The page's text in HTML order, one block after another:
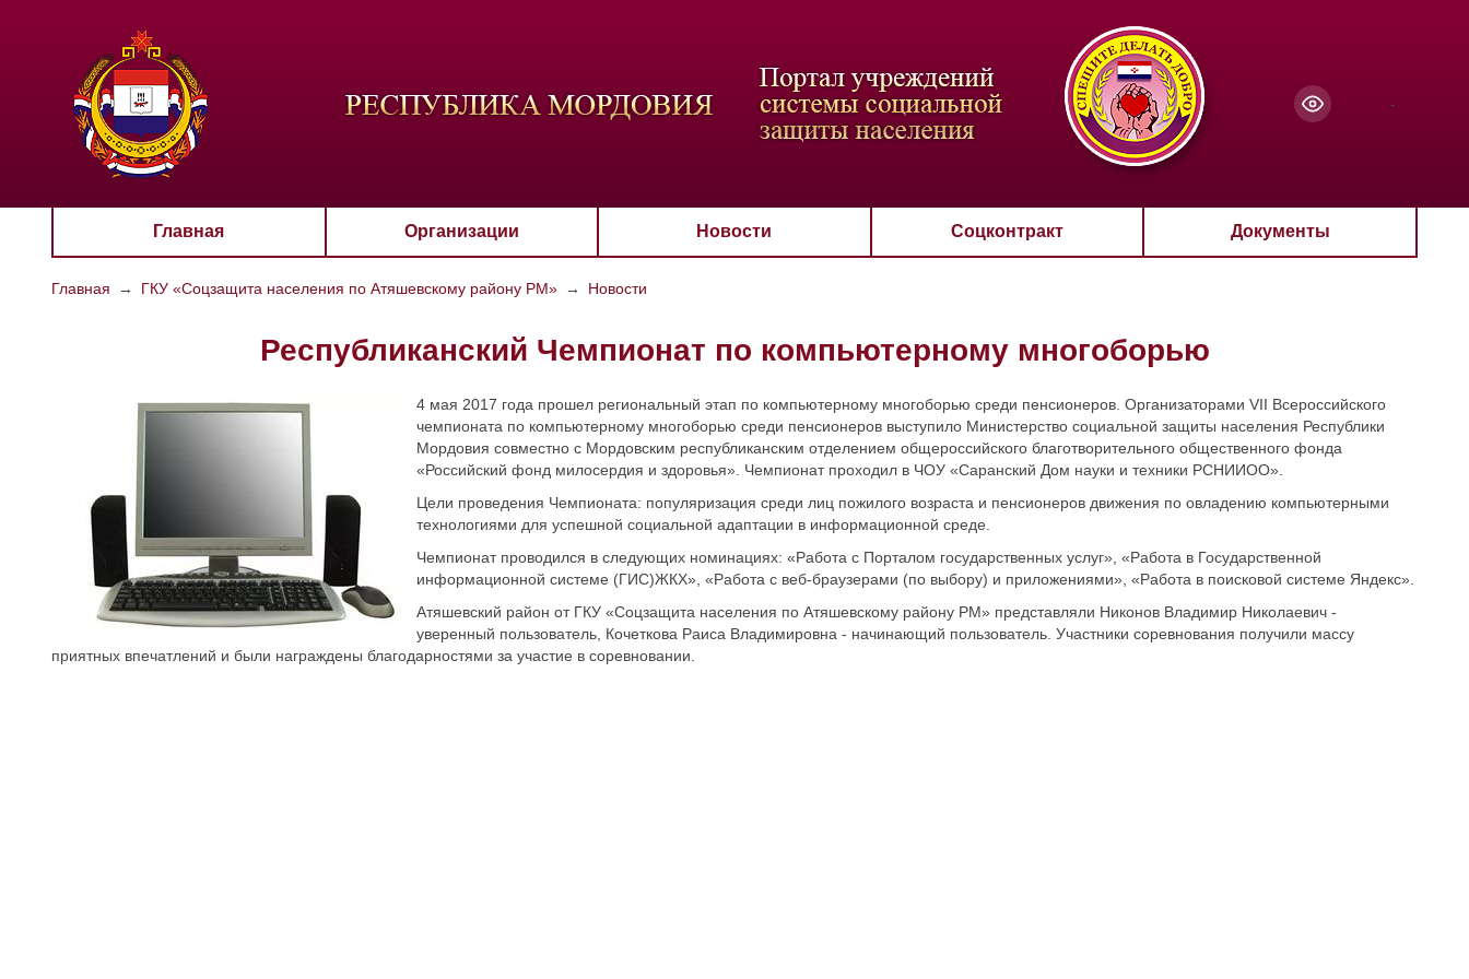
Скрыть Ч/б
-
Главная Организации Новости Соцконтракт Документы
Главная → ГКУ «Соцзащита населения по Атяшевскому району РМ» → Новости
Республиканский Чемпионат по компьютерному многоборью
4 мая 2017 года прошел региональный этап по компьютерному многоборью среди пенсионеров. Организаторами VII Всероссийского
чемпионата по компьютерному многоборью среди пенсионеров выступило Министерство социальной защиты населения Республики
Мордовия совместно с Мордовским республиканским отделением общероссийского благотворительного общественного фонда
«Российский фонд милосердия и здоровья». Чемпионат проходил в ЧОУ «Саранский Дом науки и техники РСНИИОО».
Цели проведения Чемпионата: популяризация среди лиц пожилого возраста и пенсионеров движения по овладению компьютерными
технологиями для успешной социальной адаптации в информационной среде.
Чемпионат проводился в следующих номинациях: «Работа с Порталом государственных услуг», «Работа в Государственной
информационной системе (ГИС)ЖКХ», «Работа с веб-браузерами (по выбору) и приложениями», «Работа в поисковой системе Яндекс».
Атяшевский район от ГКУ «Соцзащита населения по Атяшевскому району РМ» представляли Никонов Владимир Николаевич -
уверенный пользователь, Кочеткова Раиса Владимировна - начинающий пользователь. Участники соревнования получили массу
приятных впечатлений и были награждены благодарностями за участие в соревновании.